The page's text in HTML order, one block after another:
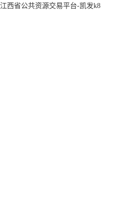
江西省公共资源交易平台-凯发k8